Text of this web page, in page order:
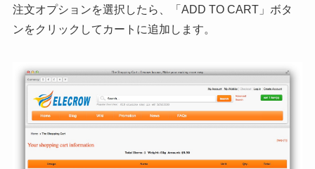
注文オプションを選択したら、「ADD TO CART」ボタ
ンをクリックしてカートに追加します。